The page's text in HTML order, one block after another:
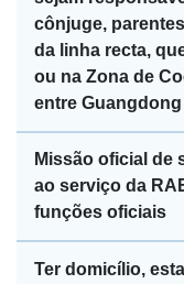
cônjuge,
da linha recta,
ou na Zona de
entre
Missão oficial de
ao serviço da
funções oficiais
Ter domicílio,